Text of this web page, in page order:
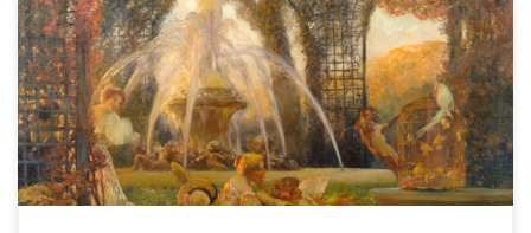
La tonnelle huile sur toile, 180 x 201 cm Don de Roger Goiran à la
mémoire de son grand-père Emile […]